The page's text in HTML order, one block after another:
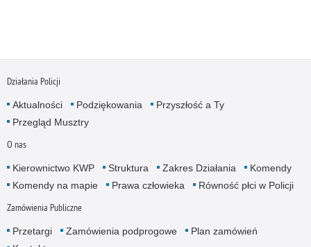
Działania Policji
Aktualności Podziękowania
Przyszłość a Ty
Przegląd Musztry
O nas
Kierownictwo KWP Struktura Zakres Działania
Komendy
Komendy na mapie
Prawa człowieka Równość płci w Policji
Zamówienia Publiczne
Przetargi Zamówienia podprogowe
Plan zamówień